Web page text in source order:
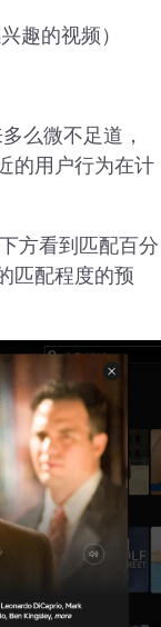
趣的视频）
么微不足道，
的用户行为在计
方看到匹配百分
匹配程度的预